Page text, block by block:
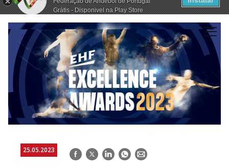
Grátis - Disponivel na Play Store
25.05.2023 Facebook
TwitterLinkedInWhatsApp
E-